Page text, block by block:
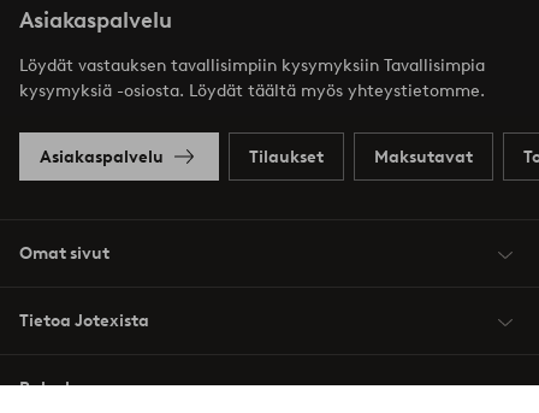
Asiakaspalvelu
Löydät vastauksen tavallisimpiin kysymyksiin Tavallisimpia
kysymyksiä -osiosta. Löydät täältä myös yhteystietomme.
Asiakaspalvelu Tilaukset Maksutavat
Omat sivut
Tietoa Jotexista
Palvelumme